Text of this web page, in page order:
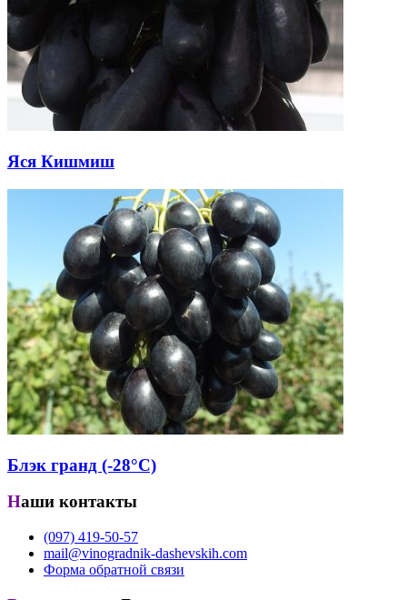
Яся Кишмиш
Блэк гранд (-28°С)
Наши контакты
(097) 419-50-57
mail@vinogradnik-dashevskih.com
Форма обратной связи